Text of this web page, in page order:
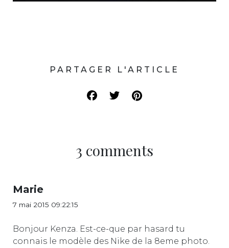
PARTAGER L'ARTICLE
3 comments
Marie
7 mai 2015 09:22:15
Bonjour Kenza. Est-ce-que par hasard tu
connais le modèle des Nike de la 8eme photo.